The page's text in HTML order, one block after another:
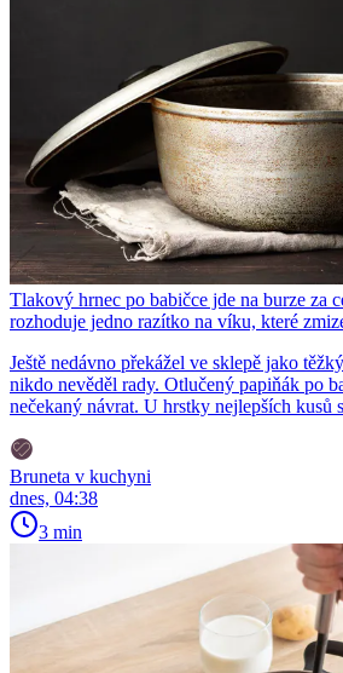
Tlakový hrnec po babičce jde na burze za
rozhoduje jedno razítko na víku, které
Ještě nedávno překážel ve sklepě jako
nikdo nevěděl rady. Otlučený papiňák po
nečekaný návrat. U hrstky nejlepších kusů
Bruneta v kuchyni
dnes, 04:38
3 min